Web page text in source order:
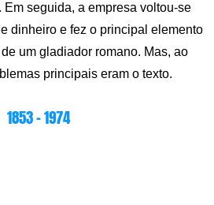
seguida, a empresa voltou-se
dinheiro e fez o principal elemento
um gladiador romano. Mas, ao
principais eram o texto.
1853 – 1974